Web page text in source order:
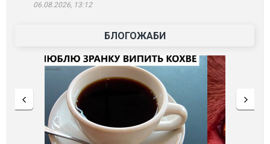
06.08.2026, 13:12
БЛОГОЖАБИ